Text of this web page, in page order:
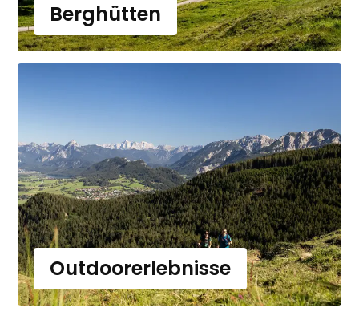
Berghütten
Outdoorerlebnisse